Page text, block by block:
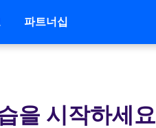
파트너십
을 시작하세요